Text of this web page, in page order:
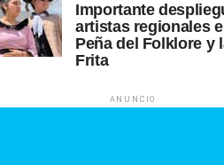
Importante
artistas regionales
Peña del Folklore y
Frita
ANUNCIO